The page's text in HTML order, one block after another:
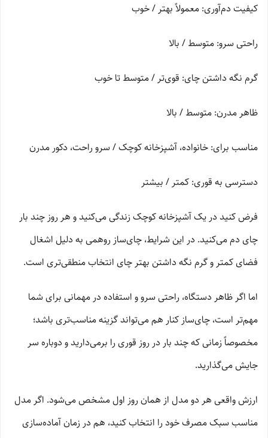
کیفیت دم‌آوری: معمولاً بهتر / خوب
راحتی سرو: متوسط / بالا
گرم نگه داشتن چای: قوی‌تر / متوسط تا خوب
ظاهر مدرن: متوسط / بالا
مناسب برای: خانواده، آشپزخانه کوچک / سرو راحت، دکور مدرن
دسترسی به قوری: کمتر / بیشتر
فرض کنید در یک آشپزخانه کوچک زندگی می‌کنید و هر روز چند بار
چای دم می‌کنید. در این شرایط، چای‌ساز روهمی به دلیل اشغال
فضای کمتر و گرم نگه داشتن بهتر چای انتخاب منطقی‌تری است.
اما اگر ظاهر دستگاه، راحتی سرو و استفاده در مهمانی برای شما
مهم‌تر است، چای‌ساز کنار هم می‌تواند گزینه مناسب‌تری باشد؛
مخصوصاً زمانی که چند بار در روز قوری را برمی‌دارید و دوباره سر
جایش می‌گذارید.
ارزش واقعی هر دو مدل از همان روز اول مشخص می‌شود. اگر مدل
مناسب سبک مصرف خود را انتخاب کنید، هم در زمان آماده‌سازی